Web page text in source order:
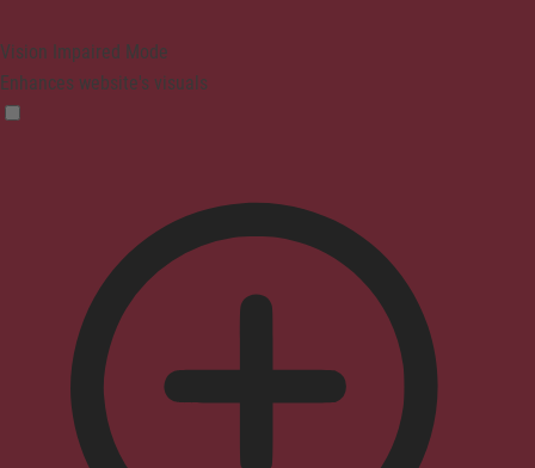
Vision Impaired Mode
Enhances website's visuals